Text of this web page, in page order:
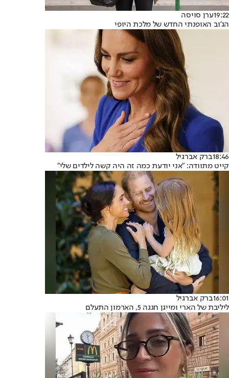
19:22ערן סויסה
הג'וב האופנתי החדש של מלכת היופי
18:46ברק אברגיל
קייט מתוודה: "אני יודעת כמה זה היה קשה לילדים שלי"
16:01ברק אברגיל
ליליבת של הארי ומייגן חגגה 5, הארמון התעלם